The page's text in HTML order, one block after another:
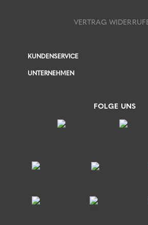
VERTRAG
KUNDENSERVICE
UNTERNEHMEN
FOLGE UNS